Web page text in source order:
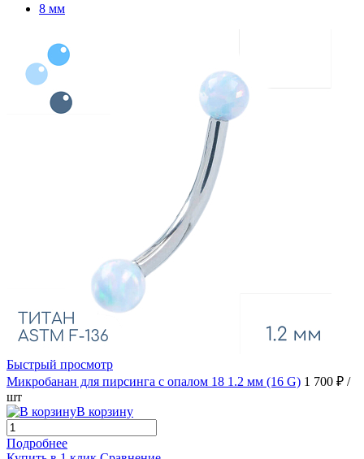
8 мм
Быстрый просмотр
Микробанан для пирсинга с опалом 18 1.2 мм (16 G) 1 700 ₽ /
шт
В корзину
Подробнее